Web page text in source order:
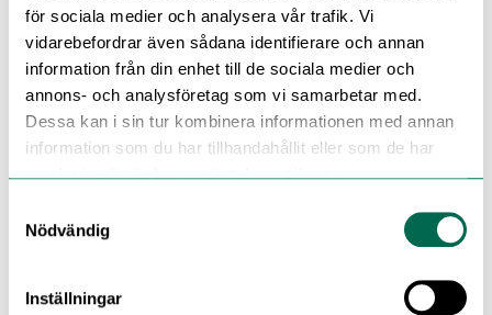
för sociala medier och analysera vår trafik. Vi
vidarebefordrar även sådana identifierare och annan
information från din enhet till de sociala medier och
annons- och analysföretag som vi samarbetar med.
Dessa kan i sin tur kombinera informationen med annan
information som du har tillhandahållit eller som de har
samlat in när du har använt deras tjänster.
Nödvändig
Inställningar
Se med mörk bakgrund